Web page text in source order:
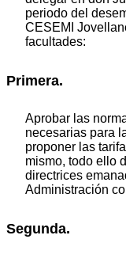
periodo del
CESEMI
facultades:
Primera.
Aprobar las
necesarias para
proponer las
mismo, todo ello
directrices
Administración
Segunda.